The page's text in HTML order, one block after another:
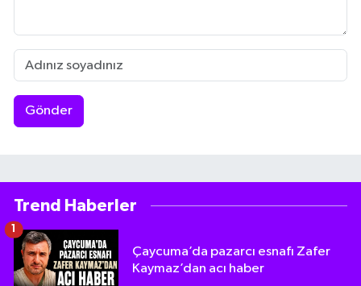
Gönder
Trend Haberler
Çaycuma’da pazarcı esnafı Zafer
Kaymaz’dan acı haber
1